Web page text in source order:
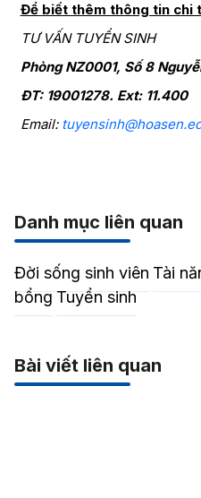
Để biết thêm thông tin chi
TƯ VẤN TUYỂN SINH
Phòng NZ0001, Số 8
ĐT: 19001278. Ext: 11.400
Email:
Danh mục liên quan
Đời sống sinh viên Tài
bổngTuyển sinh
Bài viết liên quan